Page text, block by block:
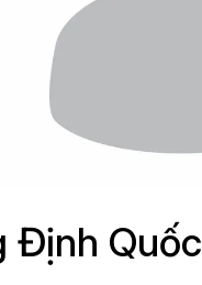
Định Quốc